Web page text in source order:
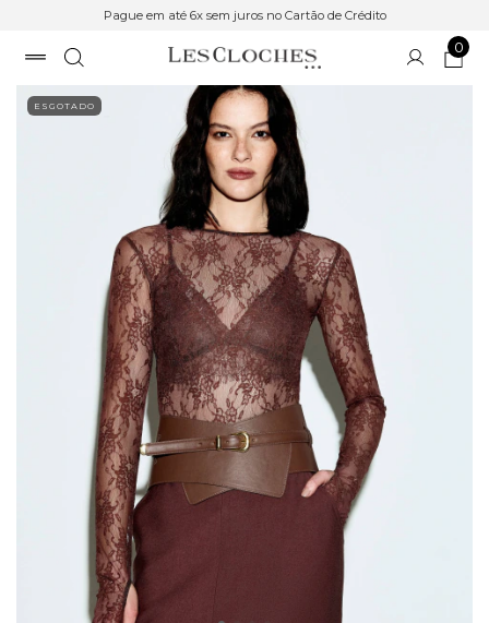
Pague em até 6x sem juros no Cartão de Crédito
0
ESGOTADO